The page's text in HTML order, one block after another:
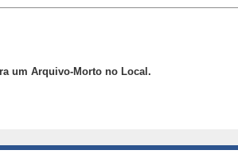
um Arquivo-Morto no Local.